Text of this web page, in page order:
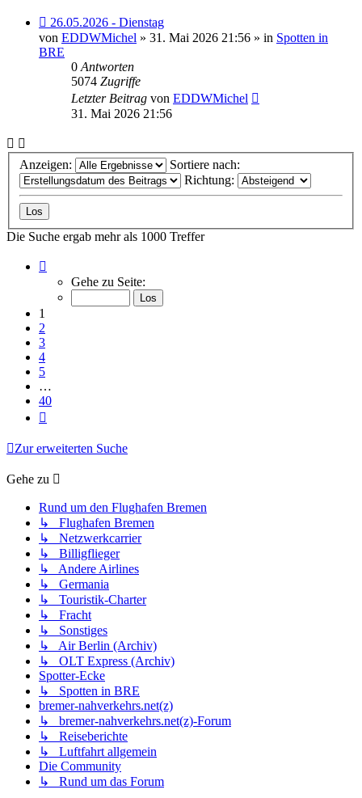
Neuer
Beitrag
26.05.2026 - Dienstag
von EDDWMichel » 31. Mai 2026 21:56 » in Spotten in
BRE
0 Antworten
5074 Zugriffe
Letzter Beitrag von EDDWMichel
31. Mai 2026 21:56
Anzeigen:
Sortiere nach:
Richtung:
Die Suche ergab mehr als 1000 Treffer
von
Gehe zu Seite:
1
2
3
4
5
…
40
Zur erweiterten Suche
Gehe zu
Rund um den Flughafen Bremen
↳ Flughafen Bremen
↳ Netzwerkcarrier
↳ Billigflieger
↳ Andere Airlines
↳ Germania
↳ Touristik-Charter
↳ Fracht
↳ Sonstiges
↳ Air Berlin (Archiv)
↳ OLT Express (Archiv)
Spotter-Ecke
↳ Spotten in BRE
bremer-nahverkehrs.net(z)
↳ bremer-nahverkehrs.net(z)-Forum
↳ Reiseberichte
↳ Luftfahrt allgemein
Die Community
↳ Rund um das Forum